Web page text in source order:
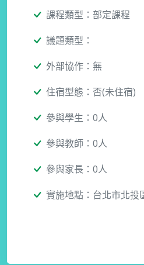
課程類型：部定課程
議題類型：
外部協作：無
住宿型態：否(未住宿)
參與學生：0人
參與教師：0人
參與家長：0人
實施地點：台北市北投